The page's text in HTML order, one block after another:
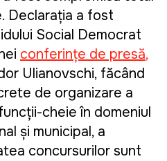
Declarația a fost
Social Democrat
conferințe de presă,
Ulianovschi, făcând
de organizare a
cheie în domeniul
și municipal, a
concursurilor sunt